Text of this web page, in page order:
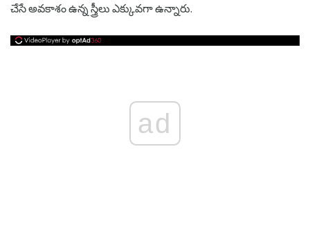
చేసే అవకాశం ఉన్న స్త్రీలు ఎక్కువగా ఉన్నారు.
ad